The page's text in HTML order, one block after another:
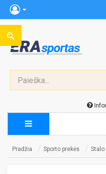
Pradžia Sporto prekės Stalo